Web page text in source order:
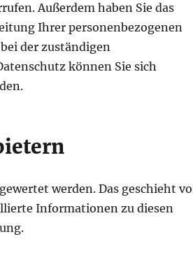
Außerdem haben Sie das
Ihrer personenbezogenen
der zuständigen
können Sie sich
werden. Das geschieht
Informationen zu diesen